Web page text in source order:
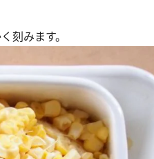
刻みます。